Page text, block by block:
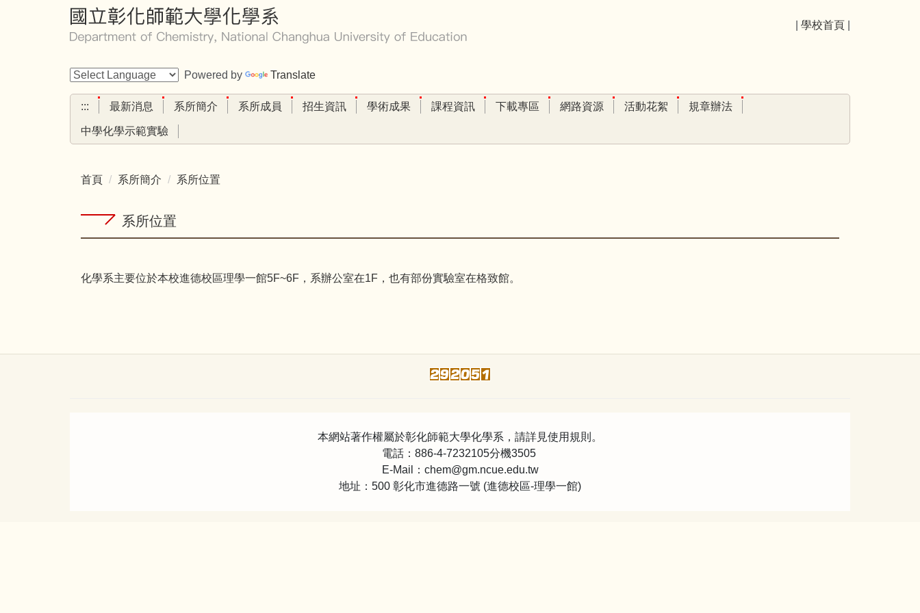
學校首頁
Powered by Translate
::: 最新消息 系所簡介 系所成員 招生資訊 學術成果 課程資訊 下載專區 網路資源 活動花絮 規章辦法
中學化學示範實驗
首頁 系所簡介 系所位置
系所位置
化學系主要位於本校進德校區理學一館5F~6F，系辦公室在1F，也有部份實驗室在格致館。
本網站著作權屬於彰化師範大學化學系，請詳見使用規則。
電話：886-4-7232105分機3505
E-Mail：chem@gm.ncue.edu.tw
地址：500 彰化市進德路一號 (進德校區-理學一館)